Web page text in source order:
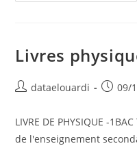
Livres
Auteur/autrice
la
publication :
dataelouardi 09/
LIVRE DE PHYSIQUE -
de l'enseignement